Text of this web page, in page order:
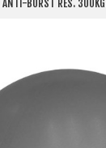
ANTI-BURST RES.